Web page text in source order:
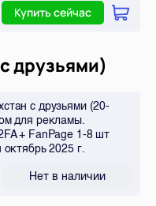
Купить сейчас
друзьями)
с друзьями (20-
для рекламы.
+ FanPage 1-8 шт
2025 г.
Нет в наличии